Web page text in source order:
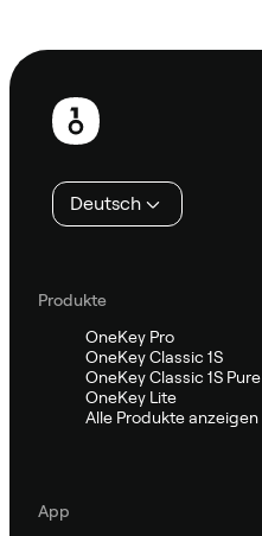
Fußzeile
Deutsch
Produkte
OneKey Pro
OneKey Classic 1S
OneKey Classic 1S Pure
OneKey Lite
Alle Produkte anzeigen
App